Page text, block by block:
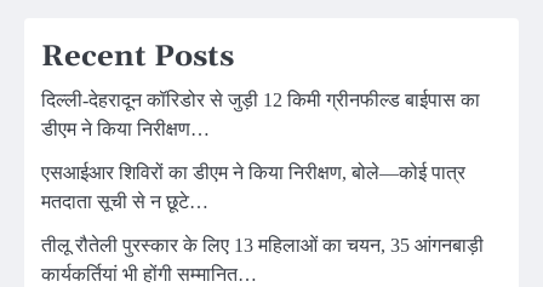
Recent Posts
दिल्ली-देहरादून कॉरिडोर से जुड़ी 12 किमी ग्रीनफील्ड बाईपास का
डीएम ने किया निरीक्षण…
एसआईआर शिविरों का डीएम ने किया निरीक्षण, बोले—कोई पात्र
मतदाता सूची से न छूटे…
तीलू रौतेली पुरस्कार के लिए 13 महिलाओं का चयन, 35 आंगनबाड़ी
कार्यकर्तियां भी होंगी सम्मानित…